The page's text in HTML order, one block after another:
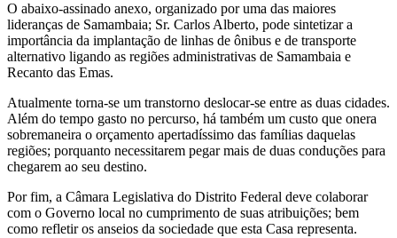
O abaixo-assinado anexo, organizado por uma das maiores
lideranças de Samambaia; Sr. Carlos Alberto, pode sintetizar a
importância da implantação de linhas de ônibus e de transporte
alternativo ligando as regiões administrativas de Samambaia e
Recanto das Emas.
Atualmente torna-se um transtorno deslocar-se entre as duas cidades.
Além do tempo gasto no percurso, há também um custo que onera
sobremaneira o orçamento apertadíssimo das famílias daquelas
regiões; porquanto necessitarem pegar mais de duas conduções para
chegarem ao seu destino.
Por fim, a Câmara Legislativa do Distrito Federal deve colaborar
com o Governo local no cumprimento de suas atribuições; bem
como refletir os anseios da sociedade que esta Casa representa.